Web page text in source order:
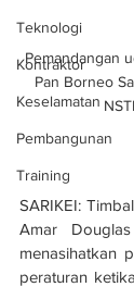
Teknologi
Kontraktor
Keselamatan
Pembangunan
Training
Pemandangan
Pan Borneo
SARIKEI:
Amar
menasihatkan
peraturan